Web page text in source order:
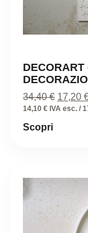
DECORART
34,40€ Il
prezzo
17,20
14,10 € IVA esc. /
Scopri